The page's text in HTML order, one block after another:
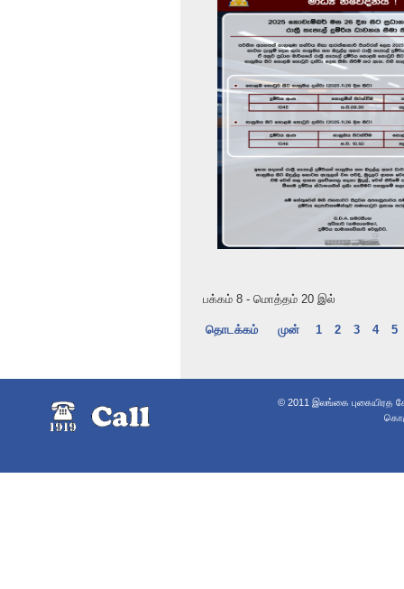
பக்கம் 8 - மொத்தம் 20 இல்
தொடக்கம் முன் 1 2 3 4 5
© 2011 இலங்கை புகையிரத